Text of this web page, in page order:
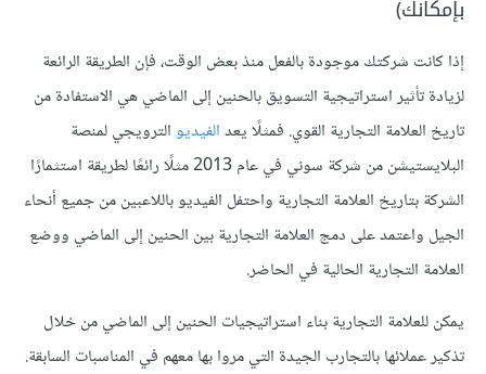
بإمكانك)
إذا كانت شركتك موجودة بالفعل منذ بعض الوقت، فإن الطريقة الرائعة
لزيادة تأثير استراتيجية التسويق بالحنين إلى الماضي هي الاستفادة من
تاريخ العلامة التجارية القوي. فمثلًا يعدالفيديوالترويجي لمنصة
البلايستيشن من شركة سوني في عام 2013 مثلًا رائعًا لطريقة استثمارًا
الشركة بتاريخ العلامة التجارية واحتفل الفيديو باللاعبين من جميع أنحاء
الجيل واعتمد على دمج العلامة التجارية بين الحنين إلى الماضي ووضع
العلامة التجارية الحالية في الحاضر.
يمكن للعلامة التجارية بناء استراتيجيات الحنين إلى الماضي من خلال
تذكير عملائها بالتجارب الجيدة التي مروا بها معهم في المناسبات السابقة.